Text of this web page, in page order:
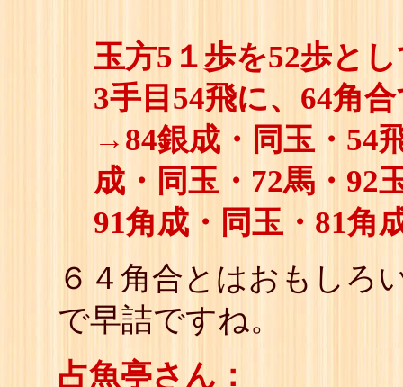
玉方5１歩を52歩と
3手目54飛に、64角
→84銀成・同玉・54
成・同玉・72馬・92
91角成・同玉・81角
６４角合とはおもしろ
で早詰ですね。
占魚亭さん：